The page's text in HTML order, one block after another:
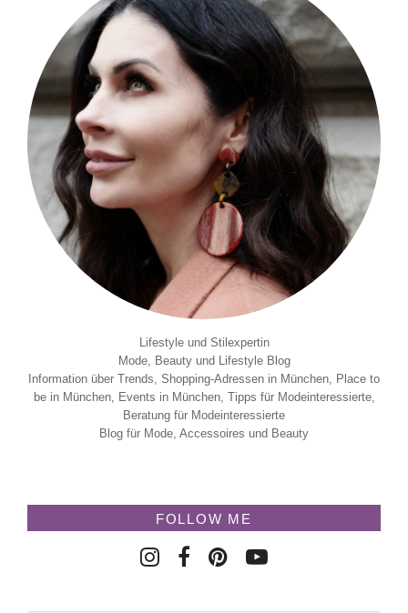
Lifestyle und Stilexpertin
Mode, Beauty und Lifestyle Blog
Information über Trends, Shopping-Adressen in München, Place to
be in München, Events in München, Tipps für Modeinteressierte,
Beratung für Modeinteressierte
Blog für Mode, Accessoires und Beauty
FOLLOW ME